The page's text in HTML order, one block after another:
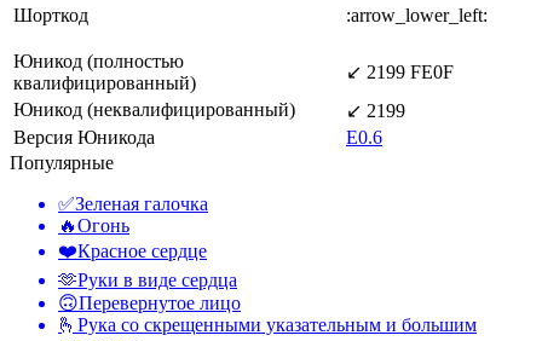
Шорткод :arrow_lower_left:
Юникод (полностью
квалифицированный)
↙️ 2199 FE0F
Юникод (неквалифицированный)
↙ 2199
Версия Юникода
E0.6
Популярные
✅Зеленая галочка
🔥Огонь
❤️Красное сердце
🫶Руки в виде сердца
🙃Перевернутое лицо
🫰 Рука со скрещенными указательным и большим